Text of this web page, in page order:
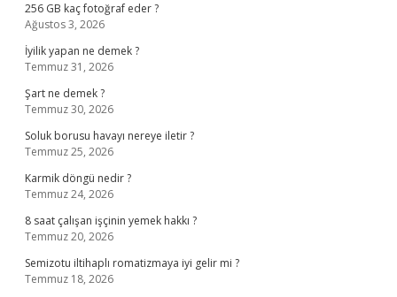
256 GB kaç fotoğraf eder ?
Ağustos 3, 2026
İyilik yapan ne demek ?
Temmuz 31, 2026
Şart ne demek ?
Temmuz 30, 2026
Soluk borusu havayı nereye iletir ?
Temmuz 25, 2026
Karmik döngü nedir ?
Temmuz 24, 2026
8 saat çalışan işçinin yemek hakkı ?
Temmuz 20, 2026
Semizotu iltihaplı romatizmaya iyi gelir mi ?
Temmuz 18, 2026